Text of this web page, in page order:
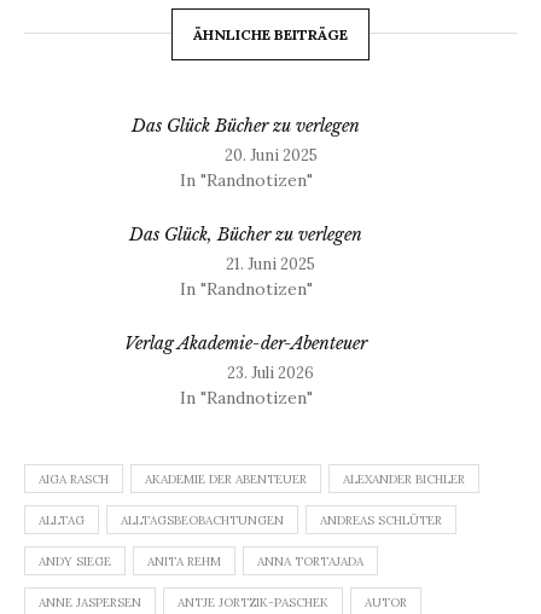
ÄHNLICHE BEITRÄGE
Das Glück Bücher zu verlegen
20. Juni 2025
In "Randnotizen"
Das Glück, Bücher zu verlegen
21. Juni 2025
In "Randnotizen"
Verlag Akademie-der-Abenteuer
23. Juli 2026
In "Randnotizen"
AIGA RASCH AKADEMIE DER ABENTEUER ALEXANDER BICHLER
ALLTAG ALLTAGSBEOBACHTUNGEN ANDREAS SCHLÜTER
ANDY SIEGE ANITA REHM ANNA TORTAJADA
ANNE JASPERSEN ANTJE JORTZIK-PASCHEK AUTOR